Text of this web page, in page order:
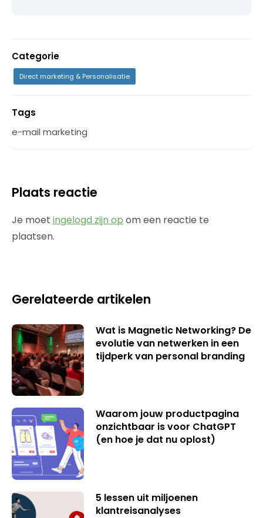
Categorie
Direct marketing & Personalisatie
Tags
e-mail marketing
Plaats reactie
Je moet ingelogd zijn op om een reactie te
plaatsen.
Gerelateerde artikelen
Wat is Magnetic Networking? De
evolutie van netwerken in een
tijdperk van personal branding
Waarom jouw productpagina
onzichtbaar is voor ChatGPT
(en hoe je dat nu oplost)
5 lessen uit miljoenen
klantreisanalyses